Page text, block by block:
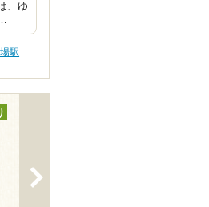
、ゆ
駅